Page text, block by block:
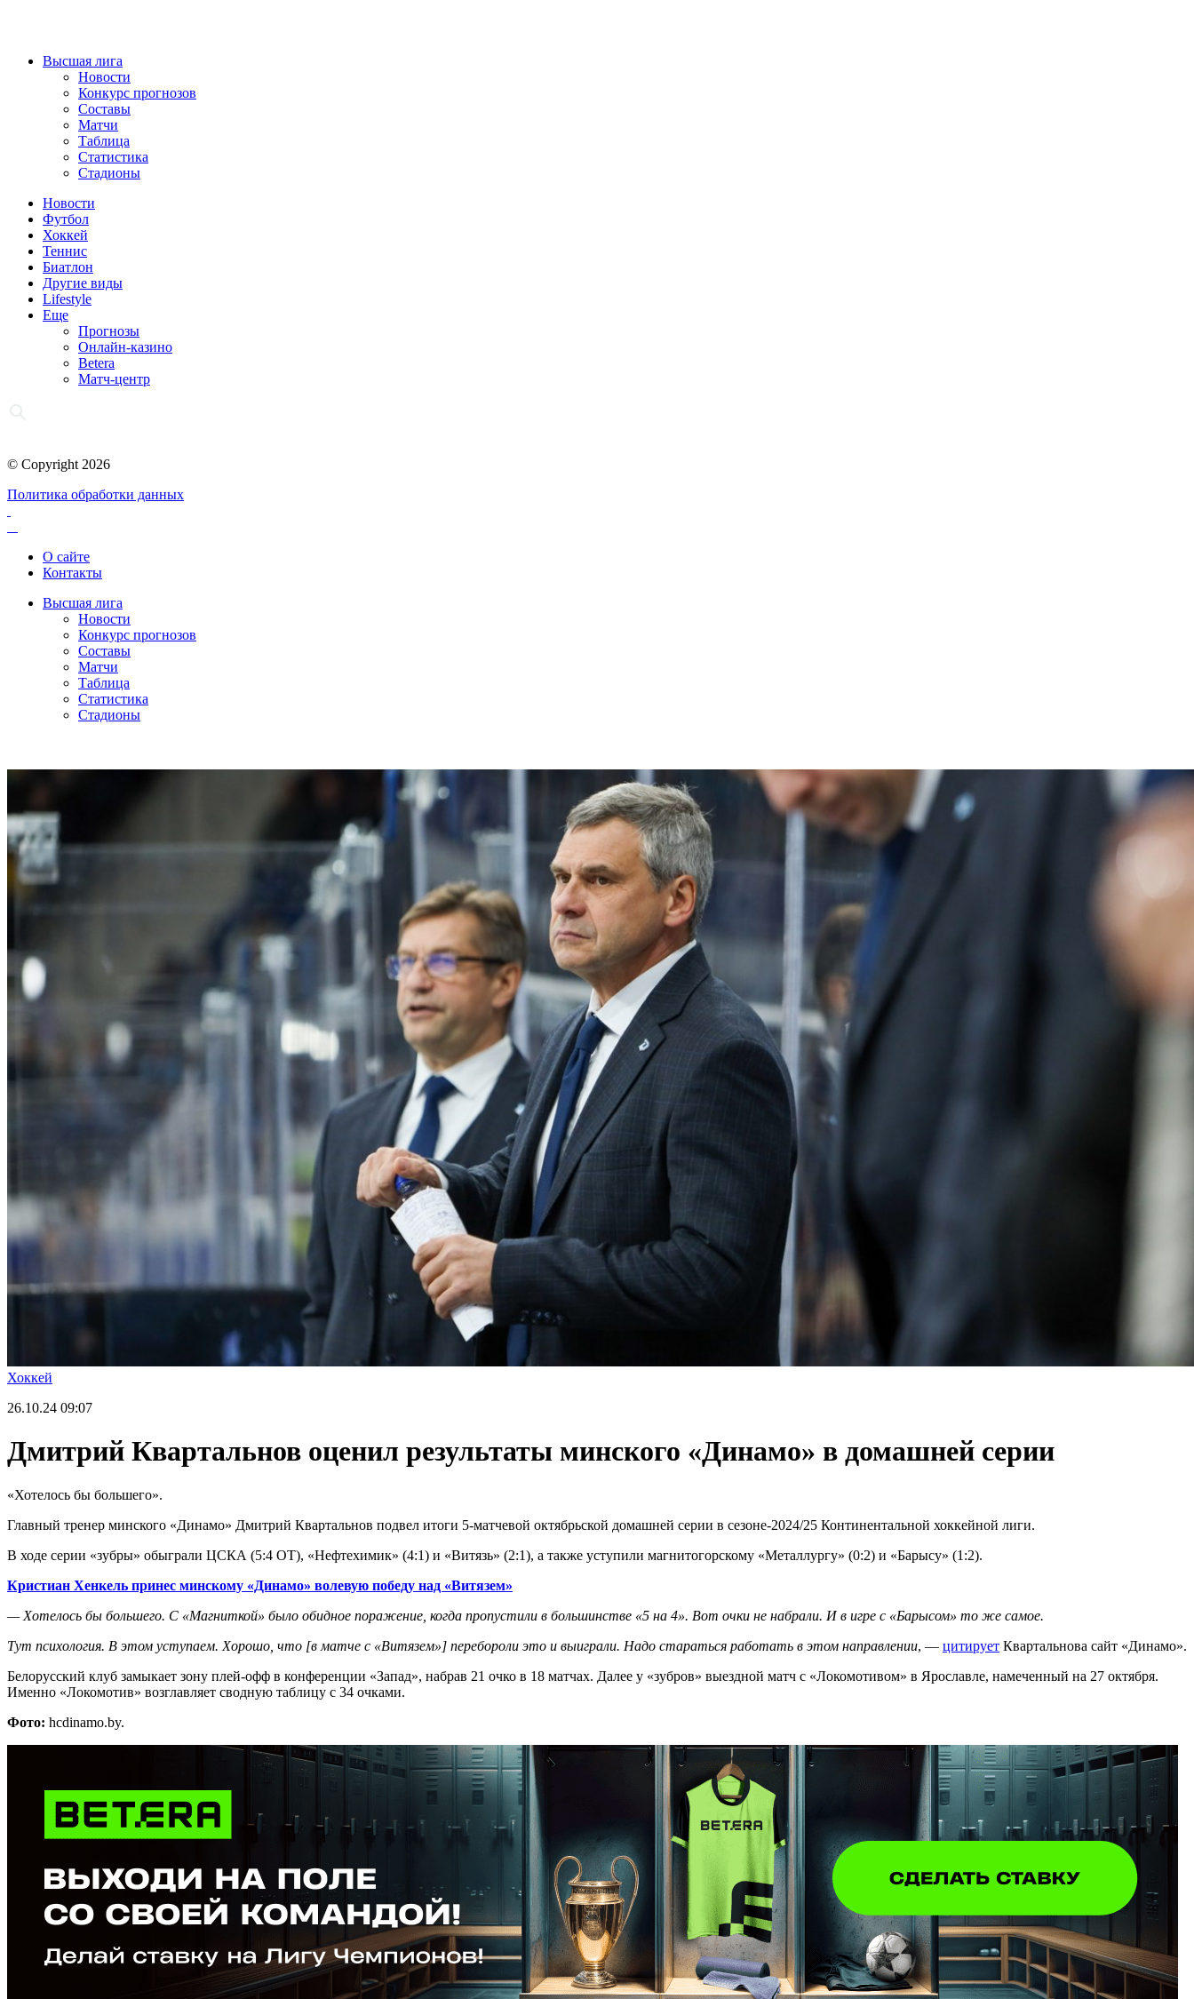
Высшая лига
Новости
Конкурс прогнозов
Составы
Матчи
Таблица
Статистика
Стадионы
Новости
Футбол
Хоккей
Теннис
Биатлон
Другие виды
Lifestyle
Еще
Прогнозы
Онлайн-казино
Betera
Матч-центр
© Copyright 2026
Политика обработки данных
О сайте
Контакты
Высшая лига
Новости
Конкурс прогнозов
Составы
Матчи
Таблица
Статистика
Стадионы
Хоккей
26.10.24 09:07
Дмитрий Квартальнов оценил результаты минского «Динамо» в домашней серии
«Хотелось бы большего».
Главный тренер минского «Динамо» Дмитрий Квартальнов подвел итоги 5-матчевой октябрьской домашней серии в сезоне-2024/25 Континентальной хоккейной лиги.
В ходе серии «зубры» обыграли ЦСКА (5:4 ОТ), «Нефтехимик» (4:1) и «Витязь» (2:1), а также уступили магнитогорскому «Металлургу» (0:2) и «Барысу» (1:2).
Кристиан Хенкель принес минскому «Динамо» волевую победу над «Витязем»
— Хотелось бы большего. С «Магниткой» было обидное поражение, когда пропустили в большинстве «5 на 4». Вот очки не набрали. И в игре с «Барысом» то же самое.
Тут психология. В этом уступаем. Хорошо, что [в матче с «Витязем»] перебороли это и выиграли. Надо стараться работать в этом направлении, — цитирует Квартальнова сайт «Динамо».
Белорусский клуб замыкает зону плей-офф в конференции «Запад», набрав 21 очко в 18 матчах. Далее у «зубров» выездной матч с «Локомотивом» в Ярославле, намеченный на 27 октября.
Именно «Локомотив» возглавляет сводную таблицу с 34 очками.
Фото: hcdinamo.by.